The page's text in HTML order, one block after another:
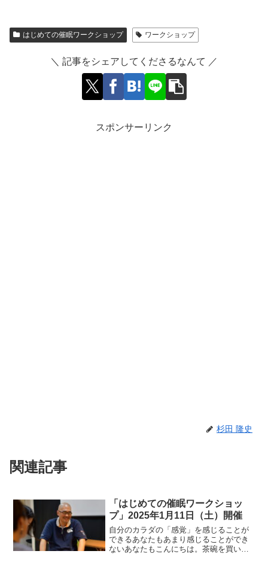
はじめての催眠ワークショップ ワークショップ
＼ 記事をシェアしてくださるなんて ／
スポンサーリンク
杉田 隆史
関連記事
「はじめての催眠ワークショッ
プ」2025年1月11日（土）開催
自分のカラダの「感覚」を感じることが
できるあなたもあまり感じることができ
ないあなたもこんにちは。茶碗を買いに